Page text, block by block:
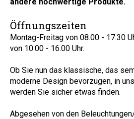
Öffnungszeiten
Montag-Freitag von 08.00 - 17.30
von 10.00 - 16.00 Uhr.
Ob Sie nun das klassische, das
moderne Design bevorzugen, in
werden Sie sicher etwas finden.
Abgesehen von den